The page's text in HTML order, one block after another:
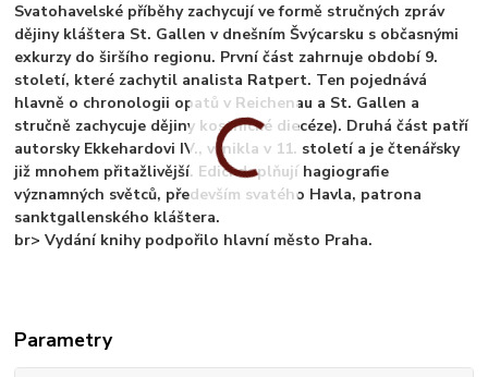
Svatohavelské příběhy zachycují ve formě stručných zpráv
dějiny kláštera St. Gallen v dnešním Švýcarsku s občasnými
exkurzy do širšího regionu. První část zahrnuje období 9.
století, které zachytil analista Ratpert. Ten pojednává
hlavně o chronologii opatů v Reichenau a St. Gallen a
stručně zachycuje dějiny kostnické diecéze). Druhá část patří
autorsky Ekkehardovi IV., vznikla v 11. století a je čtenářsky
již mnohem přitažlivější. Edici doplňují hagiografie
významných světců, především svatého Havla, patrona
sanktgallenského kláštera.
br> Vydání knihy podpořilo hlavní město Praha.
Parametry